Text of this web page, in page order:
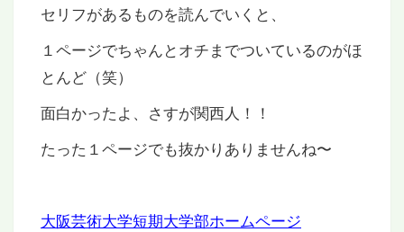
セリフがあるものを読んでいくと、
１ページでちゃんとオチまでついているのがほ
とんど（笑）
面白かったよ、さすが関西人！！
たった１ページでも抜かりありませんね〜
大阪芸術大学短期大学部ホームページ